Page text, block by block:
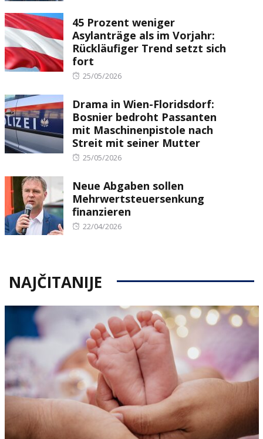
45 Prozent weniger
Asylanträge als im Vorjahr:
Rückläufiger Trend setzt sich
fort
Posted
25/05/2026
Drama in Wien-Floridsdorf:
Bosnier bedroht Passanten
mit Maschinenpistole nach
Streit mit seiner Mutter
Posted
25/05/2026
Neue Abgaben sollen
Mehrwertsteuersenkung
finanzieren
Posted
22/04/2026
NAJČITANIJE